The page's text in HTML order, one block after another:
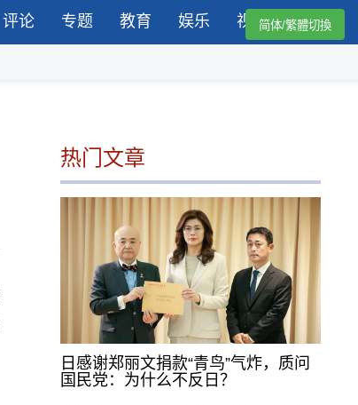
评论 专题 教育 娱乐 视频简体/繁體切換
热门文章
日感谢郑丽文捐款“青鸟”气炸，质问
国民党：为什么不反日？